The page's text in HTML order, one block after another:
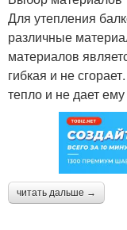
Для утепления
различные
материалов
гибкая и не
тепло и не дает ему
читать дальше →